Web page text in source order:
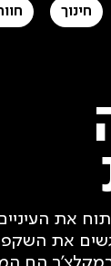
חינוך
את
את